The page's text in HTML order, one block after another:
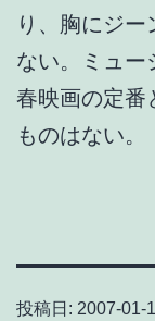
り、胸にジ
ない。ミュー
春映画の定番
ものはない。
投稿日: 2007-01-